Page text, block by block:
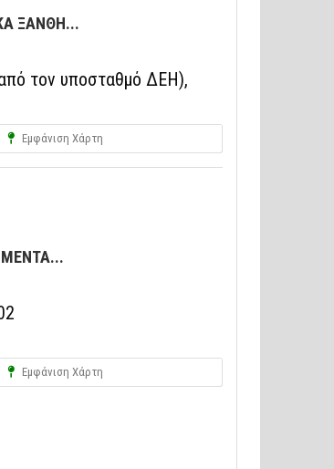
ΞΑΝΘΗ...
τον υποσταθμό ΔΕΗ),
Εμφάνιση Χάρτη
Εμφάνιση Χάρτη